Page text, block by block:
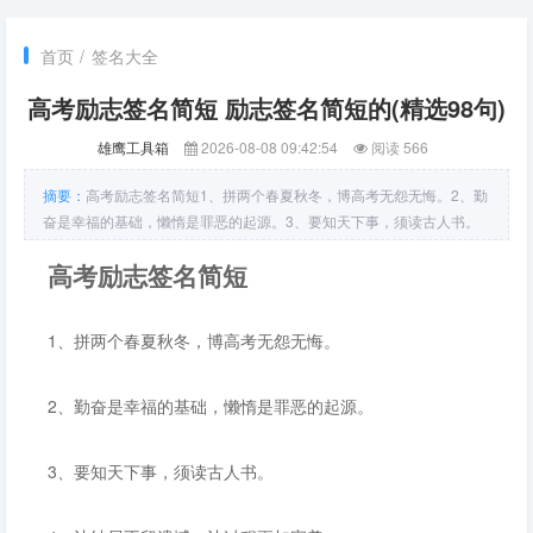
首页 / 签名大全
高考励志签名简短 励志签名简短的(精选98句)
雄鹰工具箱 2026-08-08 09:42:54 阅读 566
摘要： 高考励志签名简短1、拼两个春夏秋冬，博高考无怨无悔。2、勤
奋是幸福的基础，懒惰是罪恶的起源。3、要知天下事，须读古人书。
4、让结局不留遗憾，让过程更加完美。5、从风雨中寻找快乐，在挫折
中保持坚韧。6、知之者不如好之者，好之者不如乐之者。7、有动力而
高考励志签名简短
1、拼两个春夏秋冬，博高考无怨无悔。
2、勤奋是幸福的基础，懒惰是罪恶的起源。
3、要知天下事，须读古人书。